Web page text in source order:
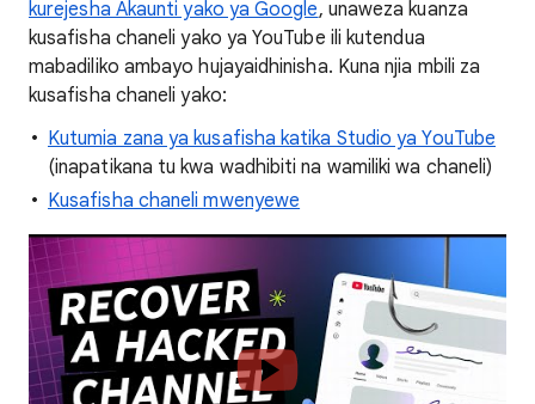
kurejesha Akaunti yako ya Google, unaweza kuanza
kusafisha chaneli yako ya YouTube ili kutendua
mabadiliko ambayo hujayaidhinisha. Kuna njia mbili za
kusafisha chaneli yako:
Kutumia zana ya kusafisha katika Studio ya YouTube
(inapatikana tu kwa wadhibiti na wamiliki wa chaneli)
Kusafisha chaneli mwenyewe